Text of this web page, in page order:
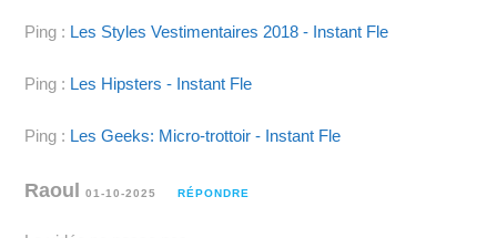
Ping : Les Styles Vestimentaires 2018 - Instant Fle
Ping : Les Hipsters - Instant Fle
Ping : Les Geeks: Micro-trottoir - Instant Fle
Raoul01-10-2025 RÉPONDRE